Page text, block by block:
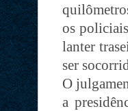
os
lanter
ser
O
a